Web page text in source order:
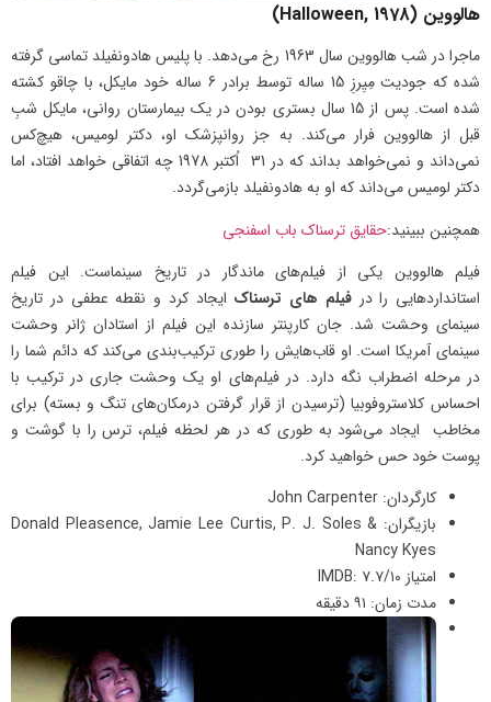
هالووین (Halloween, 1978)
ماجرا در شب هالووین سال 1963 رخ می‌دهد. با پلیس هادونفیلد تماسی گرفته
شده که جودیت مِیِرزِ 15 ساله توسط برادر 6 ساله‌ خود مایکل، با چاقو کشته
شده است. پس از 15 سال بستری بودن در یک بیمارستان روانی، مایکل شبِ
قبل از هالووین فرار می‌کند. به جز روانپزشک او، دکتر لومیس، هیچ‌کس
نمی‌داند و نمی‌خواهد بداند که در 31 اُکتبر 1978 چه اتفاقی خواهد افتاد، اما
دکتر لومیس می‌داند که او به هادونفیلد باز‌می‌گردد.
همچنین ببینید:حقایق ترسناک باب اسفنجی
فیلم هالووین یکی از فیلم‌های ماندگار در تاریخ سینماست. این فیلم
استانداردهایی را درفیلم ‌های ترسناک ایجاد کرد و نقطه عطفی در تاریخ
سینمای وحشت شد. جان کارپنتر سازنده‌ این فیلم از استادان ژانر وحشت
سینمای آمریکا است. او قاب‌هایش را طوری ترکیب‌بندی می‌کند که دائم شما را
در مرحله اضطراب نگه دارد. در فیلم‌های او یک وحشت جاری در ترکیب با
احساس کلاستروفوبیا (ترسیدن از قرار گرفتن درمکان‌های تنگ و بسته) برای
مخاطب ایجاد می‌شود به طوری که در هر لحظه فیلم، ترس را با گوشت و
پوست خود حس خواهید کرد.
کارگردان: John Carpenter
بازیگران: Donald Pleasence, Jamie Lee Curtis, P. J. Soles &
Nancy Kyes
امتیاز IMDB: ۷.۷/۱۰
مدت زمان: ۹۱ دقیقه